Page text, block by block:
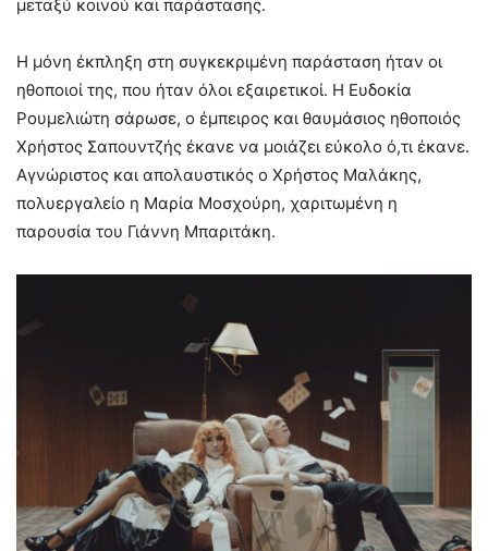
μεταξύ κοινού και παράστασης.
Η μόνη έκπληξη στη συγκεκριμένη παράσταση ήταν οι
ηθοποιοί της, που ήταν όλοι εξαιρετικοί. Η Ευδοκία
Ρουμελιώτη σάρωσε, ο έμπειρος και θαυμάσιος ηθοποιός
Χρήστος Σαπουντζής έκανε να μοιάζει εύκολο ό,τι έκανε.
Αγνώριστος και απολαυστικός ο Χρήστος Μαλάκης,
πολυεργαλείο η Μαρία Μοσχούρη, χαριτωμένη η
παρουσία του Γιάννη Μπαριτάκη.